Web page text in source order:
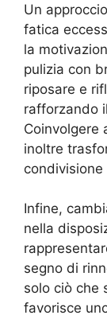
Un
fatica
la
pulizia con
riposare e
rafforzando
Coinvolgere
inoltre
Infine,
nella
segno di
solo ciò che
favorisce